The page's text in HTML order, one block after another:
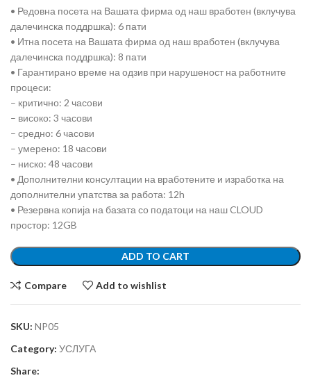
• Редовна посета на Вашата фирма од наш вработен (вклучува
далечинска поддршка): 6 пати
• Итна посета на Вашата фирма од наш вработен (вклучува
далечинска поддршка): 8 пати
• Гарантирано време на одзив при нарушеност на работните
процеси:
– критично: 2 часови
– високо: 3 часови
– средно: 6 часови
– умерено: 18 часови
– ниско: 48 часови
• Дополнителни консултации на вработените и изработка на
дополнителни упатства за работа: 12h
• Резервна копија на базата со податоци на наш CLOUD
простор: 12GB
ADD TO CART
Compare Add to wishlist
SKU: NP05
Category: УСЛУГА
Share: